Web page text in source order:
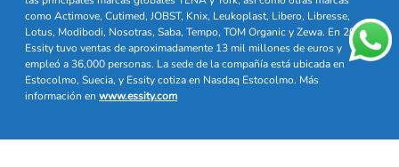
como Actimove, Cutimed, JOBST, Knix, Leukoplast, Libero, Libresse,
Lotus, Modibodi, Nosotras, Saba, Tempo, TOM Organic y Zewa. En 2024,
Essity tuvo ventas de aproximadamente 13 mil millones de euros y
empleó a 36,000 personas. La sede de la compañía está ubicada en
Estocolmo, Suecia, y Essity cotiza en Nasdaq Estocolmo. Más
información en www.essity.com